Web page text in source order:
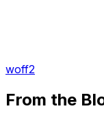
woff2
From the